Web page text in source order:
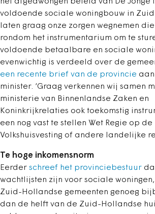
voldoende sociale woningbouw in
laten graag onze zorgen wegnemen
rondom het instrumentarium om te
voldoende betaalbare en sociale
evenwichtig is verdeeld over de
een recente brief van de provincie
minister. ‘Graag verkennen wij samen
ministerie van Binnenlandse Zaken en
Koninkrijkrelaties ook toekomstig
een nog vast te stellen Wet Regie op de
Volkshuisvesting of andere landelijke
Te hoge inkomensnorm
Eerder schreef het provinciebestuur
wachtlijsten zijn voor sociale
Zuid-Hollandse gemeenten genoeg
dan de helft van de Zuid-Hollandse